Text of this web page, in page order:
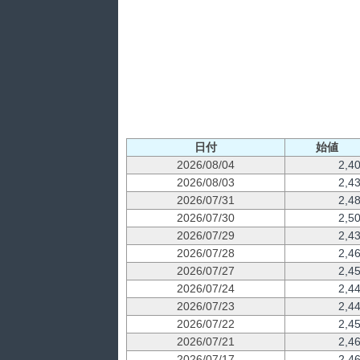
日付
始値
2026/08/04
2026/08/03
2026/07/31
2026/07/30
2026/07/29
2026/07/28
2026/07/27
2026/07/24
2026/07/23
2026/07/22
2026/07/21